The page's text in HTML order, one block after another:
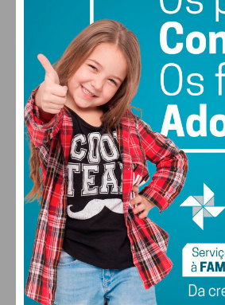
SEG TER QUA
FARMACIAS DE SERVIÇO
FERREIRA